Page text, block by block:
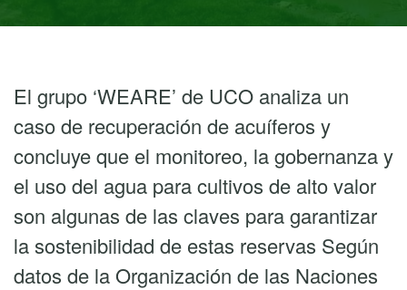
El grupo ‘WEARE’ de UCO analiza un
caso de recuperación de acuíferos y
concluye que el monitoreo, la gobernanza y
el uso del agua para cultivos de alto valor
son algunas de las claves para garantizar
la sostenibilidad de estas reservas Según
datos de la Organización de las Naciones